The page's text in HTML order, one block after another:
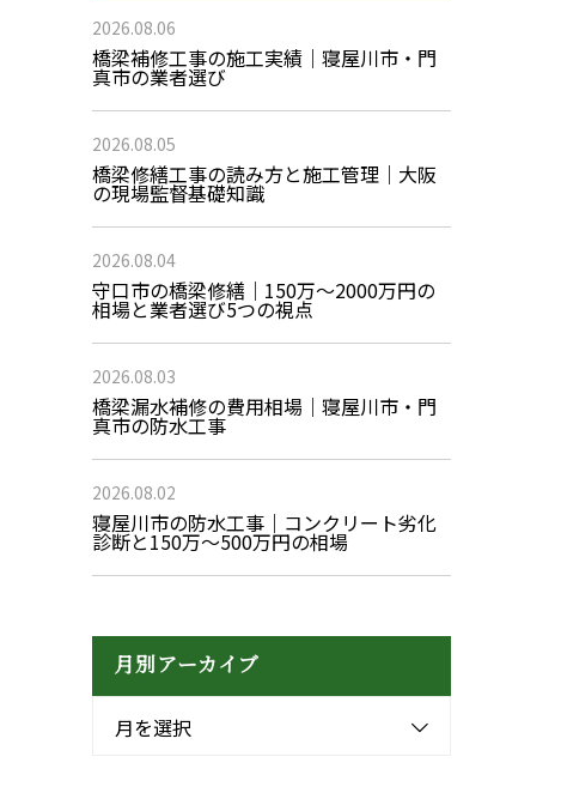
2026.08.06
橋梁補修工事の施工実績｜寝屋川市・門
真市の業者選び
2026.08.05
橋梁修繕工事の読み方と施工管理｜大阪
の現場監督基礎知識
2026.08.04
守口市の橋梁修繕｜150万〜2000万円の
相場と業者選び5つの視点
2026.08.03
橋梁漏水補修の費用相場｜寝屋川市・門
真市の防水工事
2026.08.02
寝屋川市の防水工事｜コンクリート劣化
診断と150万〜500万円の相場
月別アーカイブ
月を選択